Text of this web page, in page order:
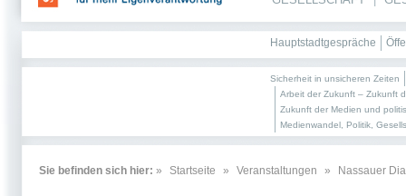
Hauptstadtgespräche
Sicherheit in unsicheren Zeiten
Arbeit der Zukunft – Zukunft
Zukunft der Medien und
Medienwandel, Politik,
Sie befinden sich hier: » Startseite » Veranstaltungen » Nassauer